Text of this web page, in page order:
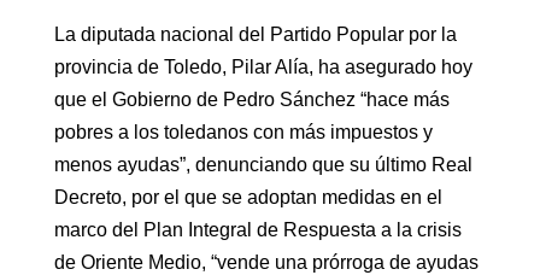
La diputada nacional del Partido Popular por la
provincia de Toledo, Pilar Alía, ha asegurado hoy
que el Gobierno de Pedro Sánchez “hace más
pobres a los toledanos con más impuestos y
menos ayudas”, denunciando que su último Real
Decreto, por el que se adoptan medidas en el
marco del Plan Integral de Respuesta a la crisis
de Oriente Medio, “vende una prórroga de ayudas